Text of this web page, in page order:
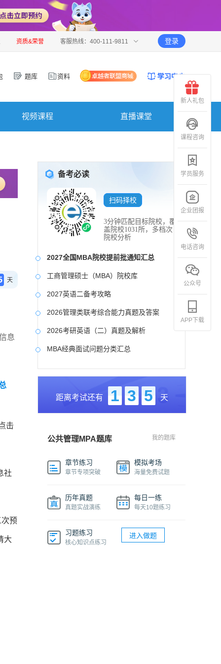
资质&荣誉 客服热线：400-111-9811 登录
题库 资料
视频课程 直播课堂
天
息
击
社
预
大
备考必读
扫码择校
3分钟匹配目标院校，覆
盖院校1031所，多档次
院校分析
2027全国MBA院校提前批通知汇总
工商管理硕士（MBA）院校库
2027英语二备考攻略
2026管理类联考综合能力真题及答案
2026考研英语（二）真题及解析
MBA经典面试问题分类汇总
2017-2025近九年各科真题及详细解析
考研英语（二）试题库
2027写作备考攻略
距离考试还有 1 3 5 天
公共管理MPA题库 我的题库
章节练习
章节专项突破
模拟考场
海量免费试题
历年真题
真题实战演练
每日一练
每天10题练习
习题练习
核心知识点练习
进入做题
新人礼包
课程咨询
学员服务
企业团报
电话咨询
公众号
APP下载